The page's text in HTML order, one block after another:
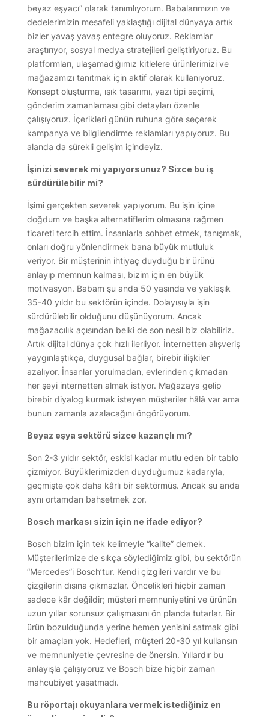
beyaz eşyacı” olarak tanımlıyorum. Babalarımızın ve
dedelerimizin mesafeli yaklaştığı dijital dünyaya artık
bizler yavaş yavaş entegre oluyoruz. Reklamlar
araştırıyor, sosyal medya stratejileri geliştiriyoruz. Bu
platformları, ulaşamadığımız kitlelere ürünlerimizi ve
mağazamızı tanıtmak için aktif olarak kullanıyoruz.
Konsept oluşturma, ışık tasarımı, yazı tipi seçimi,
gönderim zamanlaması gibi detayları özenle
çalışıyoruz. İçerikleri günün ruhuna göre seçerek
kampanya ve bilgilendirme reklamları yapıyoruz. Bu
alanda da sürekli gelişim içindeyiz.
İşinizi severek mi yapıyorsunuz? Sizce bu iş
sürdürülebilir mi?
İşimi gerçekten severek yapıyorum. Bu işin içine
doğdum ve başka alternatiflerim olmasına rağmen
ticareti tercih ettim. İnsanlarla sohbet etmek, tanışmak,
onları doğru yönlendirmek bana büyük mutluluk
veriyor. Bir müşterinin ihtiyaç duyduğu bir ürünü
anlayıp memnun kalması, bizim için en büyük
motivasyon. Babam şu anda 50 yaşında ve yaklaşık
35-40 yıldır bu sektörün içinde. Dolayısıyla işin
sürdürülebilir olduğunu düşünüyorum. Ancak
mağazacılık açısından belki de son nesil biz olabiliriz.
Artık dijital dünya çok hızlı ilerliyor. İnternetten alışveriş
yaygınlaştıkça, duygusal bağlar, birebir ilişkiler
azalıyor. İnsanlar yorulmadan, evlerinden çıkmadan
her şeyi internetten almak istiyor. Mağazaya gelip
birebir diyalog kurmak isteyen müşteriler hâlâ var ama
bunun zamanla azalacağını öngörüyorum.
Beyaz eşya sektörü sizce kazançlı mı?
Son 2-3 yıldır sektör, eskisi kadar mutlu eden bir tablo
çizmiyor. Büyüklerimizden duyduğumuz kadarıyla,
geçmişte çok daha kârlı bir sektörmüş. Ancak şu anda
aynı ortamdan bahsetmek zor.
Bosch markası sizin için ne ifade ediyor?
Bosch bizim için tek kelimeyle “kalite” demek.
Müşterilerimize de sıkça söylediğimiz gibi, bu sektörün
“Mercedes”i Bosch’tur. Kendi çizgileri vardır ve bu
çizgilerin dışına çıkmazlar. Öncelikleri hiçbir zaman
sadece kâr değildir; müşteri memnuniyetini ve ürünün
uzun yıllar sorunsuz çalışmasını ön planda tutarlar. Bir
ürün bozulduğunda yerine hemen yenisini satmak gibi
bir amaçları yok. Hedefleri, müşteri 20-30 yıl kullansın
ve memnuniyetle çevresine de önersin. Yıllardır bu
anlayışla çalışıyoruz ve Bosch bize hiçbir zaman
mahcubiyet yaşatmadı.
Bu röportajı okuyanlara vermek istediğiniz en